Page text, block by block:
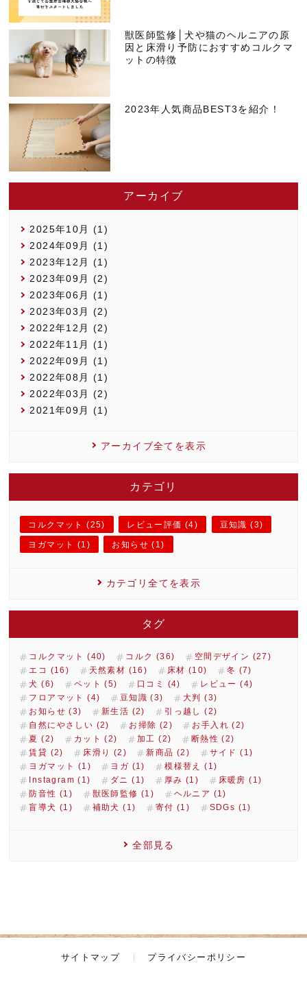
獣医師監修│犬や猫のヘルニアの原
因と床滑り予防におすすめコルクマ
ットの特徴
2023年人気商品BEST3を紹介！
アーカイブ
2025年10月 (1)
2024年09月 (1)
2023年12月 (1)
2023年09月 (2)
2023年06月 (1)
2023年03月 (2)
2022年12月 (2)
2022年11月 (1)
2022年09月 (1)
2022年08月 (1)
2022年03月 (2)
2021年09月 (1)
アーカイブ全てを表示
カテゴリ
コルクマット (25) レビュー評価 (4) 豆知識 (3)
ヨガマット (1) お知らせ (1)
カテゴリ全てを表示
タグ
コルクマット (40) コルク (36)
空間デザイン (27)
エコ (16)
天然素材 (16) 床材 (10)
冬 (7)
犬 (6)
ペット (5) 口コミ (4)
レビュー (4)
フロアマット (4)
豆知識 (3)
大判 (3)
お知らせ (3)
新生活 (2)
引っ越し (2)
自然にやさしい (2)
お掃除 (2)
お手入れ (2)
夏 (2)
カット (2) 加工 (2)
断熱性 (2)
賃貸 (2)
床滑り (2) 新商品 (2)
サイド (1)
ヨガマット (1)
ヨガ (1)
模様替え (1)
Instagram (1)
ダニ (1) 厚み (1)
床暖房 (1)
防音性 (1)
獣医師監修 (1)
ヘルニア (1)
盲導犬 (1)
補助犬 (1) 寄付 (1) SDGs (1)
全部見る
サイトマップ プライバシーポリシー